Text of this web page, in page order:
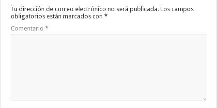
Tu dirección de correo electrónico no será publicada. Los campos
obligatorios están marcados con*
Comentario*